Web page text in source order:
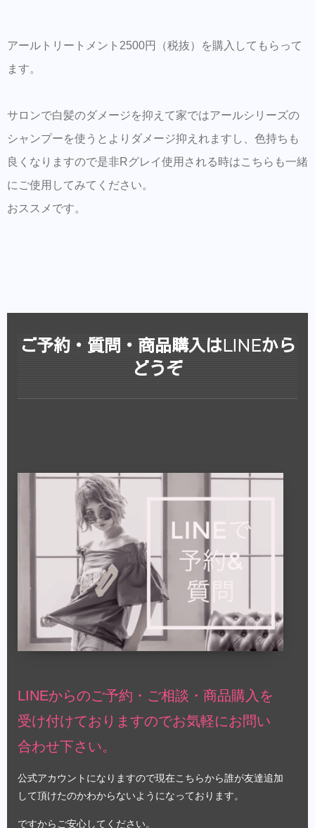
アールトリートメント2500円（税抜）を購入してもらって
ます。
サロンで白髪のダメージを抑えて家ではアールシリーズの
シャンプーを使うとよりダメージ抑えれますし、色持ちも
良くなりますので是非Rグレイ使用される時はこちらも一緒
にご使用してみてください。
おススメです。
ご予約・質問・商品購入はLINEから
どうぞ
LINEからのご予約・ご相談・商品購入を
受け付けておりますのでお気軽にお問い
合わせ下さい。
公式アカウントになりますので現在こちらから誰が友達追加
して頂けたのかわからないようになっております。
ですからご安心してください。